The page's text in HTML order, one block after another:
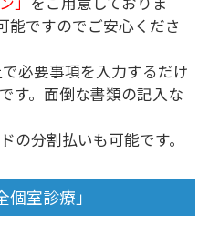
能ですのでご安心くださ
必要事項を入力するだけ
す。面倒な書類の記入な
の分割払いも可能です。
室診療」